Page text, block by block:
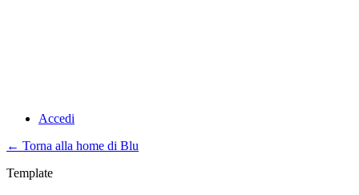
Accedi
← Torna alla home di Blu
Template